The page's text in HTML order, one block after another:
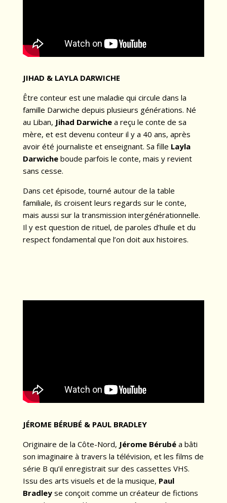
JIHAD & LAYLA DARWICHE
Être conteur est une maladie qui circule dans la
famille Darwiche depuis plusieurs générations. Né
au Liban, Jihad Darwichea reçu le conte de sa
mère, et est devenu conteur il y a 40 ans, après
avoir été journaliste et enseignant. Sa fille Layla
Darwicheboude parfois le conte, mais y revient
sans cesse.
Dans cet épisode, tourné autour de la table
familiale, ils croisent leurs regards sur le conte,
mais aussi sur la transmission intergénérationnelle.
Il y est question de rituel, de paroles d’huile et du
respect fondamental que l’on doit aux histoires.
JÉROME BÉRUBÉ & PAUL BRADLEY
Originaire de la Côte-Nord, Jérome Bérubéa bâti
son imaginaire à travers la télévision, et les films de
série B qu’il enregistrait sur des cassettes VHS.
Issu des arts visuels et de la musique, Paul
Bradleyse conçoit comme un créateur de fictions